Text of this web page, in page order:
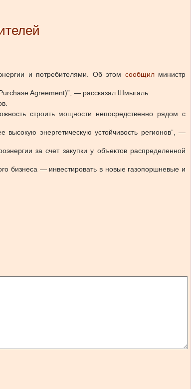
и потребителями. Об этом сообщил министр
Agreement)”, — рассказал Шмыгаль.
строить мощности непосредственно рядом с
энергетическую устойчивость регионов”, —
за счет закупки у объектов распределенной
бизнеса — инвестировать в новые газопоршневые и